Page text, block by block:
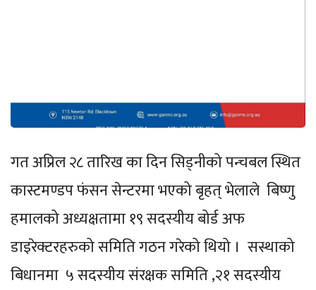
गत अप्रिल २८ तारिख का दिन सिड्नीको पन्चबल स्थित
कास्टमण्डप फंसन सेन्टरमा भएको बृहत् भेलाले बिष्णु
हमालको अध्यक्षतामा १९ सदस्यीय बोर्ड अफ
डाइरेक्टरहरुको समिति गठन गरेको थियो । सस्थाको
बिधानमा ५ सदस्यीय संरक्षक समिति ,२१ सदस्यीय